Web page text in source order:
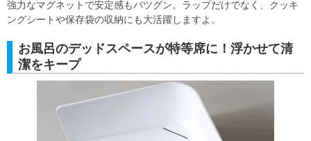
強力なマグネットで安定感もバツグン。ラップだけでなく、クッキ
ングシートや保存袋の収納にも大活躍しますよ。
お風呂のデッドスペースが特等席に！浮かせて清
潔をキープ